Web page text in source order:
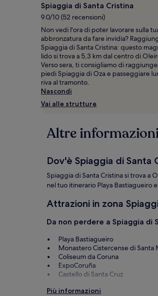
un
soggiorno
di
1
notte
per
2
adulti.
Prezzi
e
disponibilità
possono
essere
previste
aggiuntive.
Spiaggia di Santa Cristina
9.0/10 (52 recensioni)
Non vedi l'ora di poter lavorare sulla
abbronzatura da fare invidia?
Spiaggia di Santa Cristina: questo
lido si trova a 5,3 km dal centro di
Verso sera, ti consigliamo di
piedi Spiaggia di Oza e passeggiare
riva al tramonto.
Nascondi
Vai alle strutture
Altre
Dov'è Spiaggia di Santa
Spiaggia di Santa Cristina si trova a
nel tuo itinerario Playa Bastiagueiro
Attrazioni in zona
Da non perdere a Spiaggia di
Playa Bastiagueiro
Monastero Cistercense di Santa
Coliseum da Coruna
ExpoCoruña
Castello di Santa Cruz
Cose da fare in zona Spiaggia
Più informazioni